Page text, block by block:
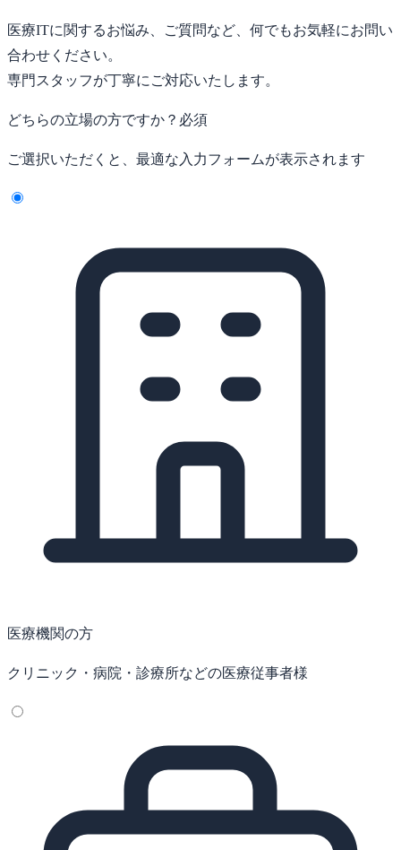
医療ITに関するお悩み、ご質問など、何でもお気軽にお問い
合わせください。
専門スタッフが丁寧にご対応いたします。
どちらの立場の方ですか？ 必須
ご選択いただくと、最適な入力フォームが表示されます
医療機関の方
クリニック・病院・診療所などの医療従事者様